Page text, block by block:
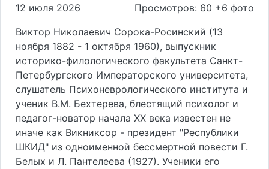
12 июля 2026
Просмотров: 60 +6 фото
Виктор Николаевич Сорока-Росинский (13
ноября 1882 - 1 октября 1960), выпускник
историко-филологического факультета Санкт-
Петербургского Императорского университета,
слушатель Психоневрологического института и
ученик В.М. Бехтерева, блестящий психолог и
педагог-новатор начала ХХ века известен не
иначе как Викниксор - президент "Республики
ШКИД" из одноименной бессмертной повести Г.
Белых и Л. Пантелеева (1927). Ученики его